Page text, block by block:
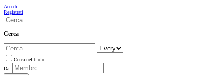
Accedi
Registrati
Cerca
Cerca nel titolo
Da: